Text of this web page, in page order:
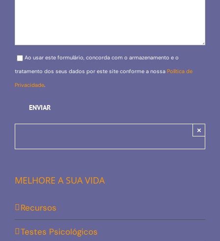
Please leave this field empty.
Ao usar este formulário, concorda com o armazenamento e o
tratamento dos seus dados por este site conforme a nossa Política de
Privacidade.
×
MELHORE A SUA VIDA
Recursos
Testes Psicológicos